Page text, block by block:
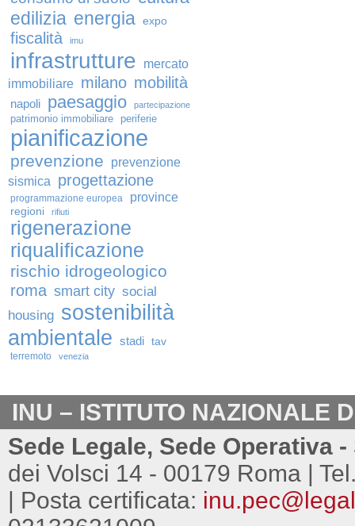
edilizia energia expo
fiscalità imu
infrastrutture
mercato
immobiliare milano mobilità
napoli paesaggio partecipazione
patrimonio immobiliare periferie
pianificazione
prevenzione
prevenzione
sismica
progettazione
programmazione europea province
regioni rifiuti
rigenerazione
riqualificazione
rischio idrogeologico
roma smart city social
housing sostenibilità
ambientale stadi tav
terremoto venezia
INU – ISTITUTO NAZIONALE
Sede Legale, Sede Operativa
dei Volsci 14 - 00179 Roma |
| Posta certificata: